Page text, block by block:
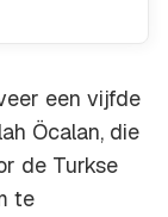
een vijfde
Öcalan, die
de Turkse
te